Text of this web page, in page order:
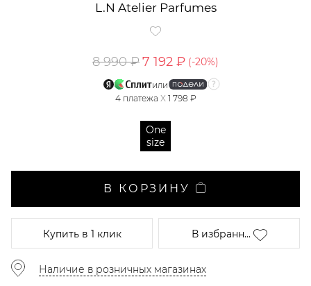
L.N Atelier Parfumes
8 990 ₽7 192 ₽ (-20%)
или
4 платежа X 1 798 ₽
One
size
В КОРЗИНУ
Купитьв 1 клик В избранн...
Наличие в розничных магазинах